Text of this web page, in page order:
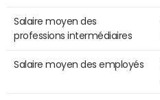
Salaire moyen des
professions intermédiaires
Salaire moyen des employés